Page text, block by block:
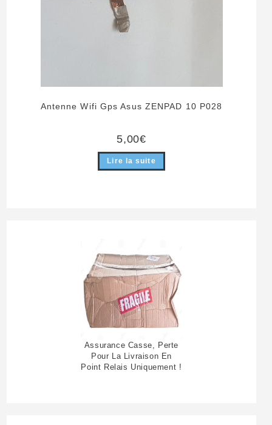
Antenne Wifi Gps Asus ZENPAD 10 P028
5,00€
Lire la suite
Assurance Casse, Perte
Pour La Livraison En
Point Relais Uniquement !